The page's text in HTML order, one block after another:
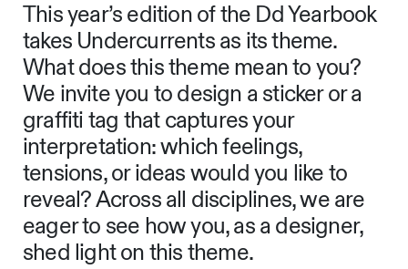
This year’s edition of the Dd Yearbook
takes Undercurrents as its theme.
What does this theme mean to you?
We invite you to design a sticker or a
graffiti tag that captures your
interpretation: which feelings,
tensions, or ideas would you like to
reveal? Across all disciplines, we are
eager to see how you, as a designer,
shed light on this theme.